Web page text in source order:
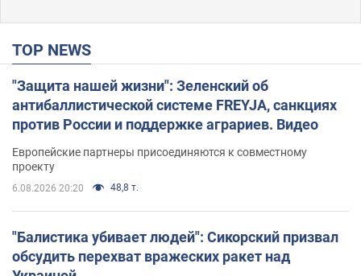
TOP NEWS
"Защита нашей жизни": Зеленский об
антибаллистической системе FREYJA, санкциях
против России и поддержке аграриев. Видео
Европейские партнеры присоединяются к совместному
проекту
6.08.2026 20:20 48,8 т.
"Балистика убивает людей": Сикорский призвал
обсудить перехват вражеских ракет над